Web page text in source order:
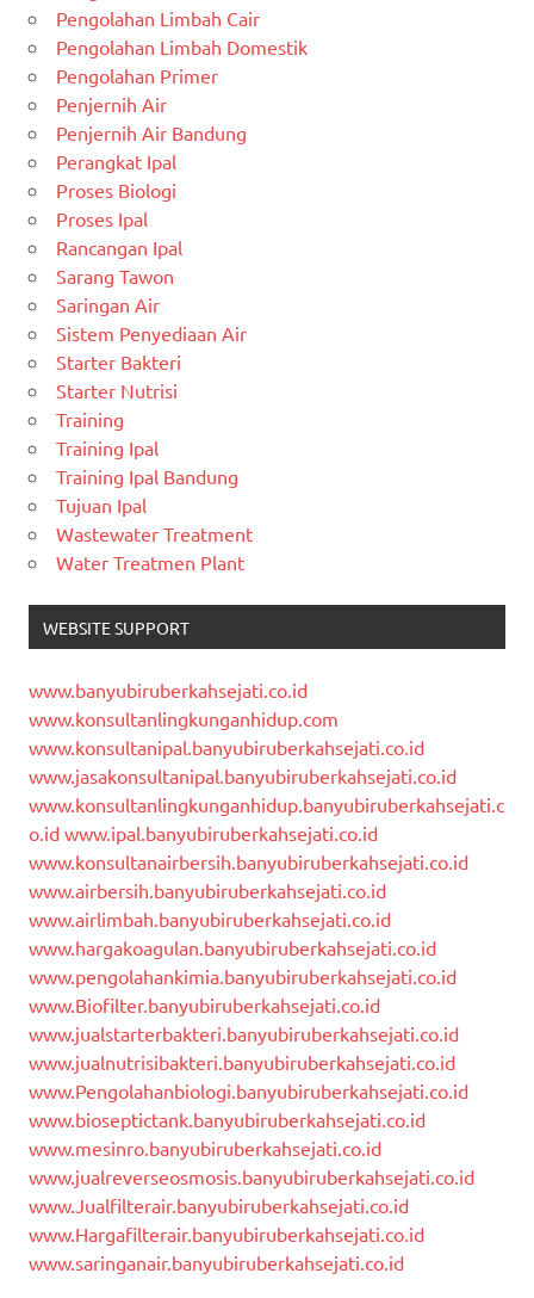
Pengolahan Limbah Cair
Pengolahan Limbah Domestik
Pengolahan Primer
Penjernih Air
Penjernih Air Bandung
Perangkat Ipal
Proses Biologi
Proses Ipal
Rancangan Ipal
Sarang Tawon
Saringan Air
Sistem Penyediaan Air
Starter Bakteri
Starter Nutrisi
Training
Training Ipal
Training Ipal Bandung
Tujuan Ipal
Wastewater Treatment
Water Treatmen Plant
WEBSITE SUPPORT
www.banyubiruberkahsejati.co.id
www.konsultanlingkunganhidup.com
www.konsultanipal.banyubiruberkahsejati.co.id
www.jasakonsultanipal.banyubiruberkahsejati.co.id
www.konsultanlingkunganhidup.banyubiruberkahsejati.c
o.id www.ipal.banyubiruberkahsejati.co.id
www.konsultanairbersih.banyubiruberkahsejati.co.id
www.airbersih.banyubiruberkahsejati.co.id
www.airlimbah.banyubiruberkahsejati.co.id
www.hargakoagulan.banyubiruberkahsejati.co.id
www.pengolahankimia.banyubiruberkahsejati.co.id
www.Biofilter.banyubiruberkahsejati.co.id
www.jualstarterbakteri.banyubiruberkahsejati.co.id
www.jualnutrisibakteri.banyubiruberkahsejati.co.id
www.Pengolahanbiologi.banyubiruberkahsejati.co.id
www.bioseptictank.banyubiruberkahsejati.co.id
www.mesinro.banyubiruberkahsejati.co.id
www.jualreverseosmosis.banyubiruberkahsejati.co.id
www.Jualfilterair.banyubiruberkahsejati.co.id
www.Hargafilterair.banyubiruberkahsejati.co.id
www.saringanair.banyubiruberkahsejati.co.id